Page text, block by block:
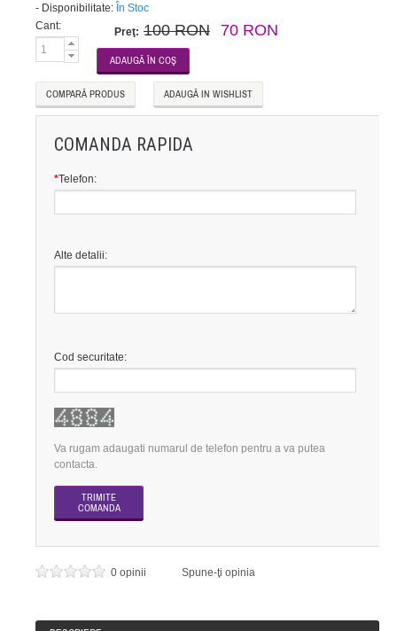
- Disponibilitate: În Stoc
Cant:
Preţ: 100 RON 70 RON
COMPARĂ PRODUS ADAUGĂ IN WISHLIST
COMANDA RAPIDA
*Telefon:
Alte detalii:
Cod securitate:
Va rugam adaugati numarul de telefon pentru a va putea
contacta.
0 opinii Spune-ţi opinia